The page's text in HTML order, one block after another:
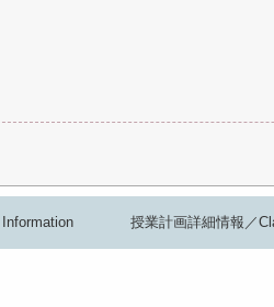
授業計画詳細情報／